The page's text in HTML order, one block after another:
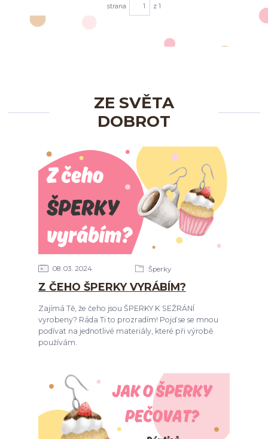
strana z 1
ZE SVĚTA
DOBROT
08 03 2024 Šperky
Z ČEHO ŠPERKY VYRÁBÍM?
Zajímá Tě, že čeho jsou ŠPERKY K SEŽRÁNÍ
vyrobeny? Ráda Ti to prozradím! Pojď se se mnou
podívat na jednotlivé materiály, které při výrobě
používám.